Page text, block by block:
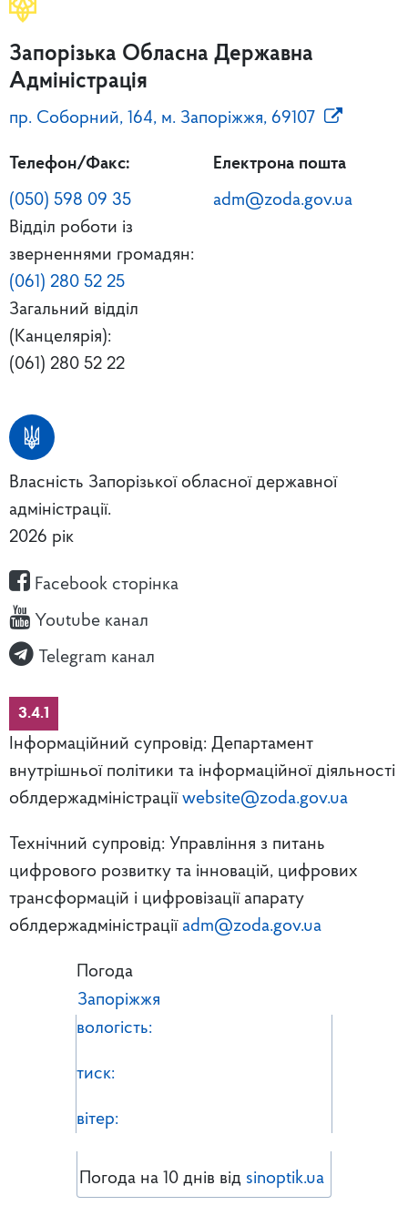
Запорізька Обласна Державна
Адміністрація
пр. Соборний, 164, м. Запоріжжя, 69107
Телефон/Факс:
(050) 598 09 35
Відділ роботи із
зверненнями громадян:
(061) 280 52 25
Загальний відділ
(Канцелярія):
(061) 280 52 22
Електрона пошта
adm@zoda.gov.ua
Власність Запорізької обласної державної
адміністрації.
2026 рік
Facebook сторінка
Youtube канал
Telegram канал
3.4.1
Інформаційний супровід: Департамент
внутрішньої політики та інформаційної діяльності
облдержадміністрації website@zoda.gov.ua
Технічний супровід: Управління з питань
цифрового розвитку та інновацій, цифрових
трансформацій і цифровізації апарату
облдержадміністрації adm@zoda.gov.ua
Погода
Запоріжжя
вологість:
тиск:
вітер:
Погода на 10 днів від sinoptik.ua